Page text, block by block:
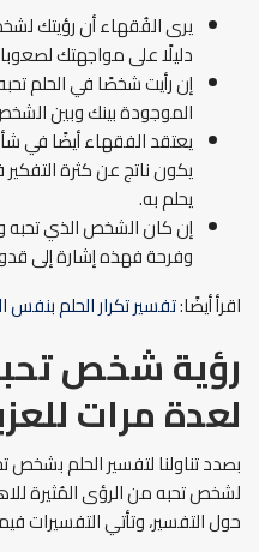
يرى الفُقهاء أن رؤيتك
دليلًا على مواجهتك
إن رأيت شخصًا في الحلم
الموجودة بينك وبين
يعتقد الفقهاء أيضًا في
يكون ناتج عن كثرة
يحلم به.
إن كان الشخص الذي تحبه
وفرحة فهذه إشارة إلى
اقرأ أيضًا:تفسير تكرار الحلم
رؤية شخص
لعدة مرات
بصدد تناولنا لتفسير الحلم بشخص
لشخص تحبه من الرؤى المُثيرة
حول التفسير، وتأتي التفسيرات